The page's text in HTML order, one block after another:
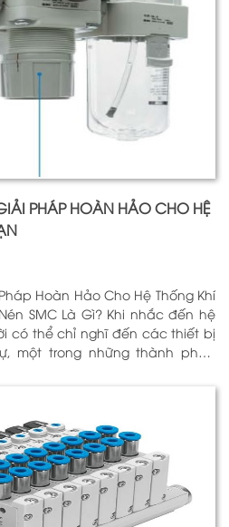
PHÁP HOÀN HẢO CHO HỆ
Hoàn Hảo Cho Hệ Thống Khí
có thể chỉ nghĩ đến các thiết bị
một trong những thành phần